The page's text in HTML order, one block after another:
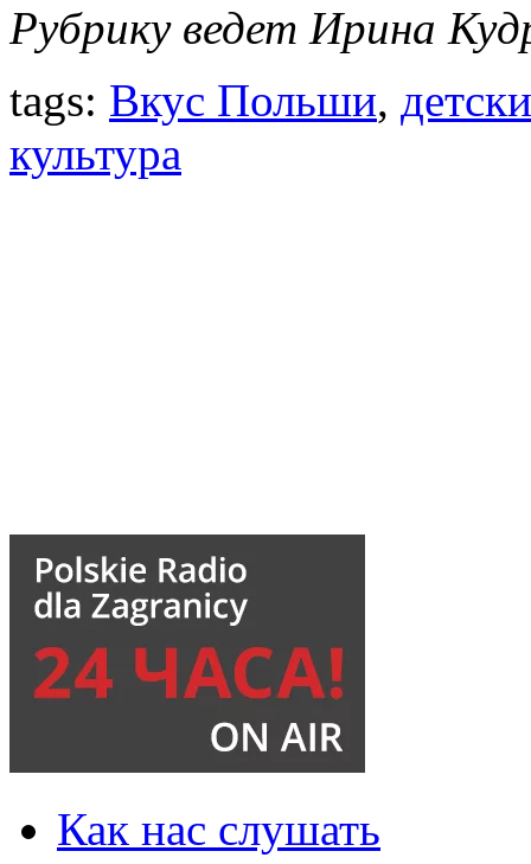
Рубрику ведет Ирина
tags: Вкус Польши,
культура
Как нас слушать